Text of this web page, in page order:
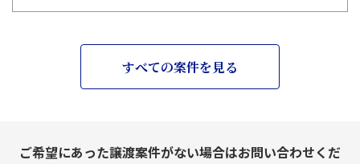
すべての案件を見る
ご希望にあった譲渡案件がない場合はお問い合わせくだ